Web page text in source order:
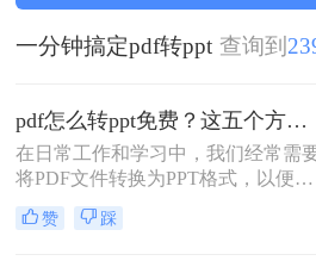
一分钟搞定pdf转ppt 查询到
pdf怎么转ppt免费？这五个方法请收好！方便又好用！
在日常工作和学习中，我们经常需
将PDF文件转换为PPT格式，以便进
行演示或编辑。那么pdf怎么转ppt免
费呢？虽然市面上有许多付费的转换
赞 踩